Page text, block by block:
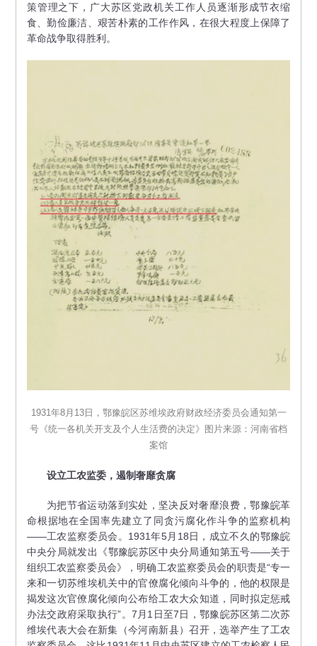
策管理之下，广大苏区党政机关工作人员逐渐形成节衣缩
食、勤俭廉洁、艰苦朴素的工作作风，在很大程度上保障了
革命战争取得胜利。
1931年8月13日，鄂豫皖区苏维埃政府财政经济委员会通知第一
号《统一各机关开支及个人生活费的决定》图片来源：河南省档
案馆
设立工农监委，遏制奢靡贪腐
为把节省运动落到实处，坚决反对奢靡浪费，鄂豫皖革
命根据地在全国率先建立了同贪污腐化作斗争的监察机构
——工农监察委员会。1931年5月18日，成立不久的鄂豫皖
中央分局就发出《鄂豫皖苏区中央分局通知第五号——关于
组织工农监察委员会》，明确工农监察委员会的职责是“专一
来和一切苏维埃机关中的官僚腐化倾向斗争的，他的权限是
揭发这次官僚腐化倾向公布给工农大众知道，同时拟定惩戒
办法交政府采取执行”。7月1日至7日，鄂豫皖苏区第二次苏
维埃代表大会在新集（今河南新县）召开，选举产生了工农